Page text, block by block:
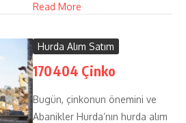
Read More
Hurda Alım Satım
170404 Çinko
Bugün, çinkonun önemini ve
Abanikler Hurda’nın hurda alım